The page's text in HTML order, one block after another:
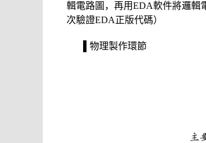
輯電路圖，再用EDA軟件將邏輯
次驗證EDA正版代碼）
▌物理製作環節